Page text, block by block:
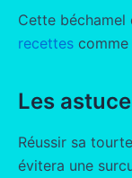
Cette
recettes comme
Les
Réussir sa
évitera une